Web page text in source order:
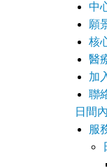
中
願
核
醫
加
聯
日間
服